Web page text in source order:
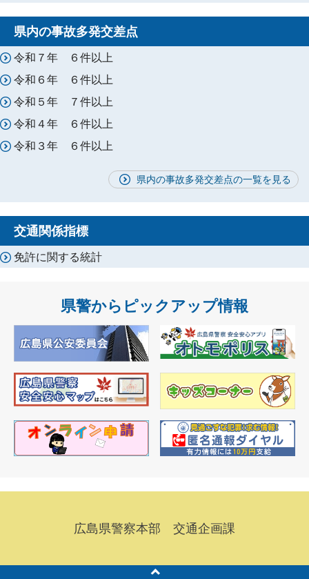
県内の事故多発交差点
令和７年 ６件以上
令和６年 ６件以上
令和５年 ７件以上
令和４年 ６件以上
令和３年 ６件以上
県内の事故多発交差点の一覧を見る
交通関係指標
免許に関する統計
県警からピックアップ情報
広島県警察本部 交通企画課